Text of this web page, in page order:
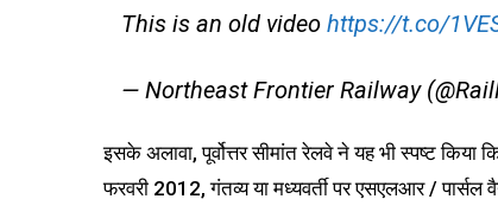
This is an old video https://t.co/
— Northeast Frontier Railway
इसके अलावा, पूर्वोत्तर सीमांत रेलवे ने यह भी स्पष्ट
फरवरी 2012, गंतव्य या मध्यवर्ती पर एसएलआर / पार्सल